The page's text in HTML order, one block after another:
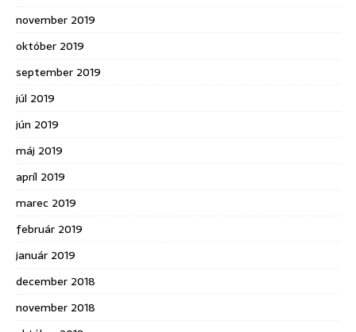
november 2019
október 2019
september 2019
júl 2019
jún 2019
máj 2019
apríl 2019
marec 2019
február 2019
január 2019
december 2018
november 2018